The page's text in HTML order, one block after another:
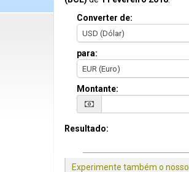
Converter de:
USD (Dólar)
para:
EUR (Euro)
Montante:
Resultado:
Experimente também o nosso